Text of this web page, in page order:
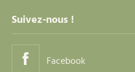
Suivez-nous !
Facebook